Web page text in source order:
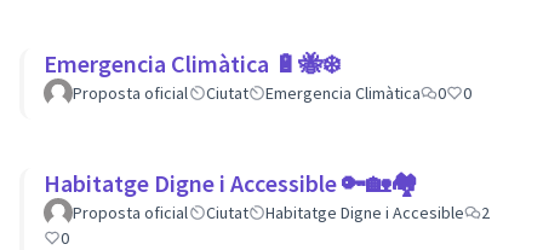
Emergencia Climàtica 🔋🐝❄️
Proposta oficial Ciutat Emergencia Climàtica 0 0
Habitatge Digne i Accessible 🔑🏡🏘
Proposta oficial Ciutat Habitatge Digne i Accesible
2
0